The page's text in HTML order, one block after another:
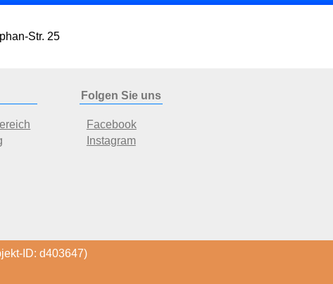
Str. 25
Folgen Sie uns
Facebook
Instagram
ID: d403647)